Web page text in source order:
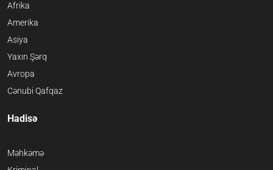
Afrika
Amerika
Asiya
Yaxın Şərq
Avropa
Cənubi Qafqaz
Hadisə
Məhkəmə